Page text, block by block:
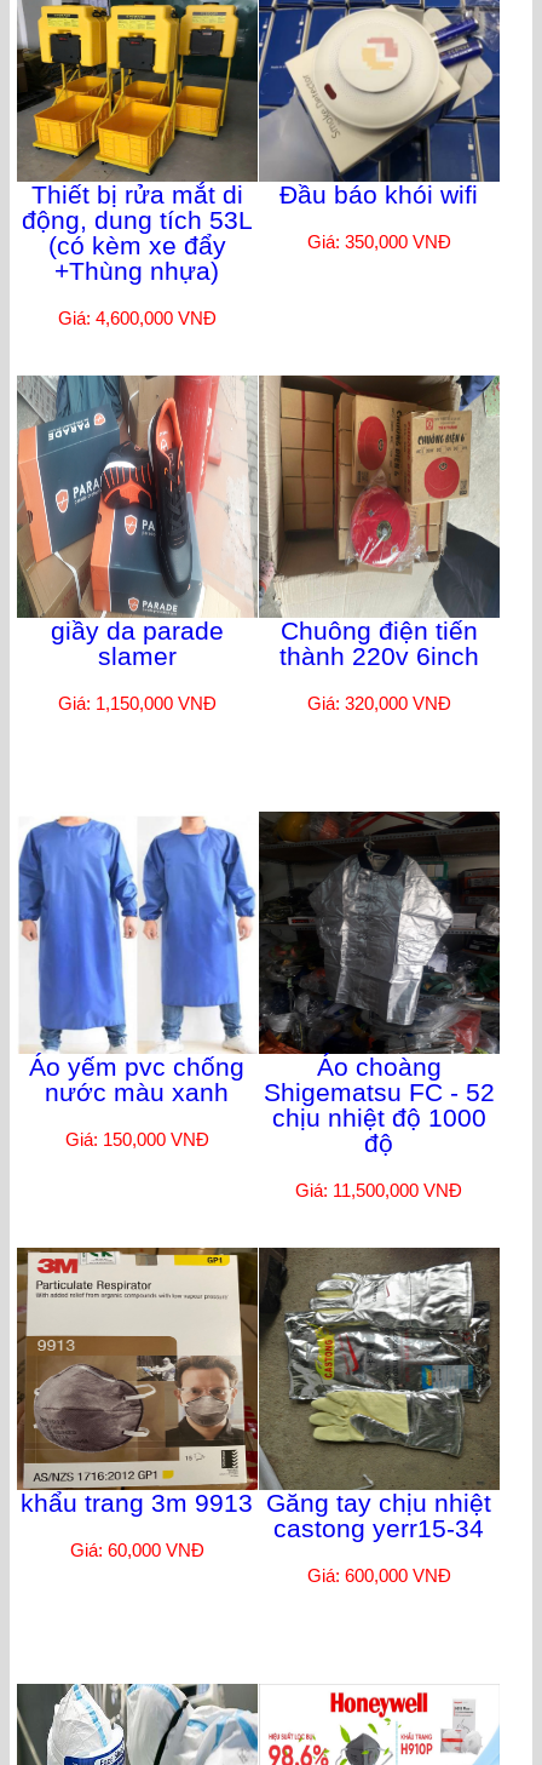
Thiết bị rửa mắt di
động, dung tích 53L
(có kèm xe đẩy
+Thùng nhựa)
Giá: 4,600,000 VNĐ
Đầu báo khói wifi
Giá: 350,000 VNĐ
giầy da parade
slamer
Giá: 1,150,000 VNĐ
Chuông điện tiến
thành 220v 6inch
Giá: 320,000 VNĐ
Áo yếm pvc chống
nước màu xanh
Giá: 150,000 VNĐ
Áo choàng
Shigematsu FC - 52
chịu nhiệt độ 1000
độ
Giá: 11,500,000 VNĐ
khẩu trang 3m 9913
Giá: 60,000 VNĐ
Găng tay chịu nhiệt
castong yerr15-34
Giá: 600,000 VNĐ